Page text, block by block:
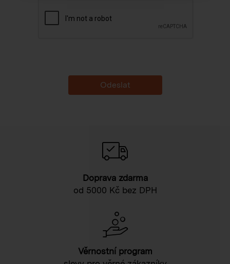
Doprava zdarma
od 5000 Kč bez DPH
Věrnostní program